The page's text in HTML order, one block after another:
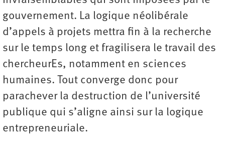
gouvernement. La logique néolibérale
d’appels à projets mettra fin à la recherche
sur le temps long et fragilisera le travail des
chercheurEs, notamment en sciences
humaines. Tout converge donc pour
parachever la destruction de l’université
publique qui s’aligne ainsi sur la logique
entrepreneuriale.